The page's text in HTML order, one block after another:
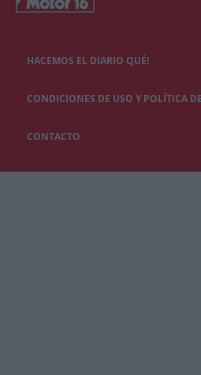
HACEMOS EL DIARIO QUÉ!
CONDICIONES DE USO Y POLÍTICA
CONTACTO